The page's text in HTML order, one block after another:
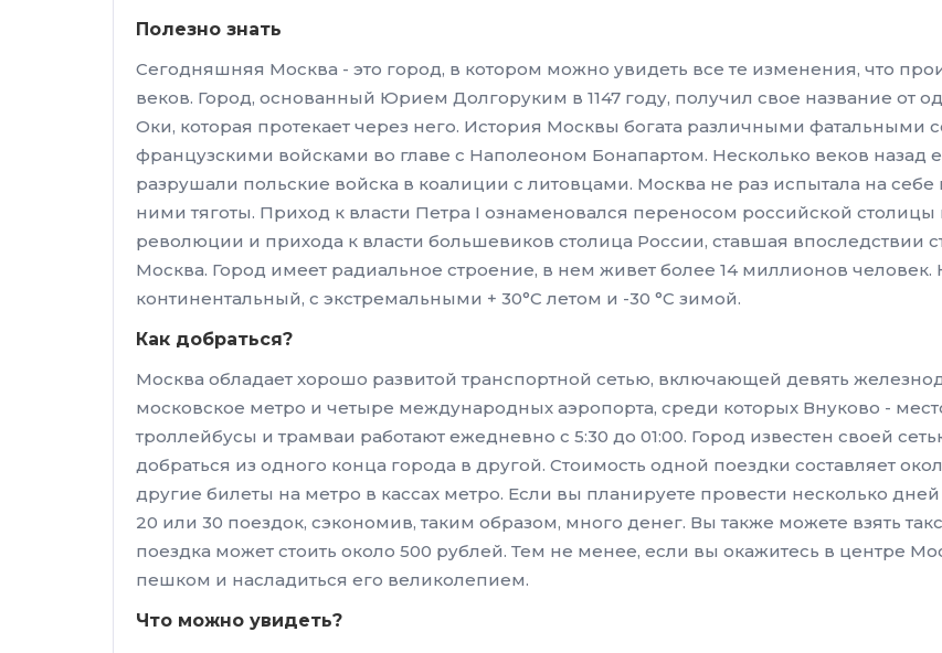
Полезно знать
Сегодняшняя Москва - это город, в котором можно увидеть все те изменения, что
веков. Город, основанный Юрием Долгоруким в 1147 году, получил свое название от
Оки, которая протекает через него. История Москвы богата различными фатальными
французскими войсками во главе с Наполеоном Бонапартом. Несколько веков назад
разрушали польские войска в коалиции с литовцами. Москва не раз испытала на
ними тяготы. Приход к власти Петра I ознаменовался переносом российской столицы
революции и прихода к власти большевиков столица России, ставшая впоследствии
Москва. Город имеет радиальное строение, в нем живет более 14 миллионов
континентальный, с экстремальными + 30°С летом и -30 °С зимой.
Как добраться?
Москва обладает хорошо развитой транспортной сетью, включающей девять
московское метро и четыре международных аэропорта, среди которых Внуково -
троллейбусы и трамваи работают ежедневно с 5:30 до 01:00. Город известен своей
добраться из одного конца города в другой. Стоимость одной поездки составляет
другие билеты на метро в кассах метро. Если вы планируете провести несколько
20 или 30 поездок, сэкономив, таким образом, много денег. Вы также можете взять
поездка может стоить около 500 рублей. Тем не менее, если вы окажитесь в центре
пешком и насладиться его великолепием.
Что можно увидеть?